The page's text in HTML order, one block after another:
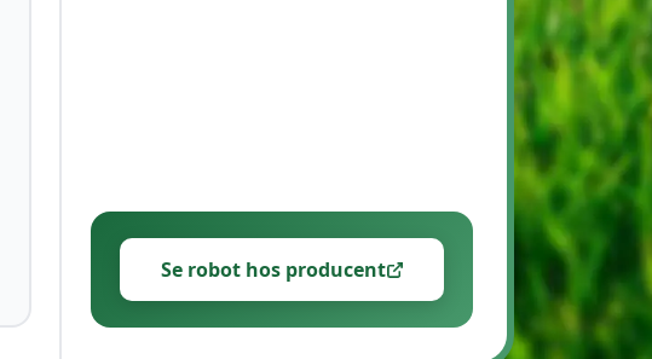
Se robot hos producent